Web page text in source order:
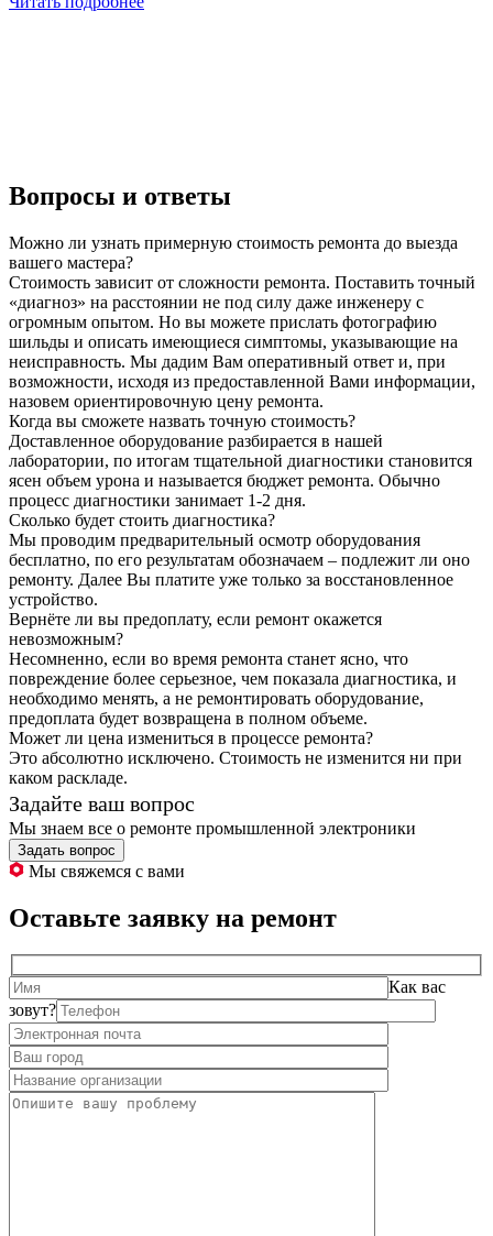
Вопросы и ответы
Можно ли узнать примерную стоимость ремонта до выезда
вашего мастера?
Стоимость зависит от сложности ремонта. Поставить точный
«диагноз» на расстоянии не под силу даже инженеру с
огромным опытом. Но вы можете прислать фотографию
шильды и описать имеющиеся симптомы, указывающие на
неисправность. Мы дадим Вам оперативный ответ и, при
возможности, исходя из предоставленной Вами информации,
назовем ориентировочную цену ремонта.
Когда вы сможете назвать точную стоимость?
Доставленное оборудование разбирается в нашей
лаборатории, по итогам тщательной диагностики становится
ясен объем урона и называется бюджет ремонта. Обычно
процесс диагностики занимает 1-2 дня.
Сколько будет стоить диагностика?
Мы проводим предварительный осмотр оборудования
бесплатно, по его результатам обозначаем – подлежит ли оно
ремонту. Далее Вы платите уже только за восстановленное
устройство.
Вернёте ли вы предоплату, если ремонт окажется
невозможным?
Несомненно, если во время ремонта станет ясно, что
повреждение более серьезное, чем показала диагностика, и
необходимо менять, а не ремонтировать оборудование,
предоплата будет возвращена в полном объеме.
Может ли цена измениться в процессе ремонта?
Это абсолютно исключено. Стоимость не изменится ни при
каком раскладе.
Задайте ваш вопрос
Мы знаем все о ремонте промышленной электроники
Задать вопрос
Мы свяжемся с вами
Оставьте заявку на ремонт
Как вас
зовут?